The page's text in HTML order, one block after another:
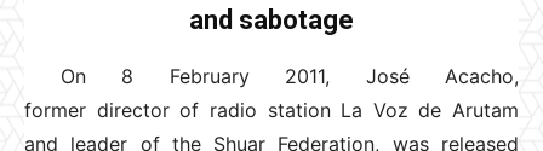
and sabotage
On 8 February 2011, José Acacho,
former director of radio station La Voz de Arutam
and leader of the Shuar Federation, was released